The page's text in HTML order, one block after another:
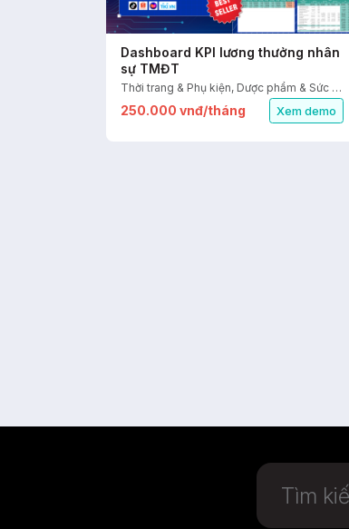
Dashboard KPI lương thưởng nhân
sự TMĐT
Thời trang & Phụ kiện, Dược phẩm & Sức khỏe, Mỹ phẩm & Sắc đẹp, FMCG, Nhà cửa & Đời sống, Thiết bị điện & điện tử, Sàn TMĐT, Nhân sự
250.000 vnđ/tháng Xem demo